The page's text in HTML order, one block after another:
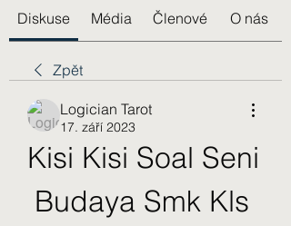
Diskuse Média Členové O nás
Zpět
Logician Tarot
17. září 2023
Kisi Kisi Soal Seni
Budaya Smk Kls